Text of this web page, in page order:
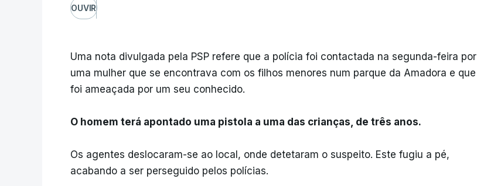
OUVIR
Uma nota divulgada pela PSP refere que a polícia foi contactada na segunda-feira por
uma mulher que se encontrava com os filhos menores num parque da Amadora e que
foi ameaçada por um seu conhecido.
O homem terá apontado uma pistola a uma das crianças, de três anos.
Os agentes deslocaram-se ao local, onde detetaram o suspeito. Este fugiu a pé,
acabando a ser perseguido pelos polícias.